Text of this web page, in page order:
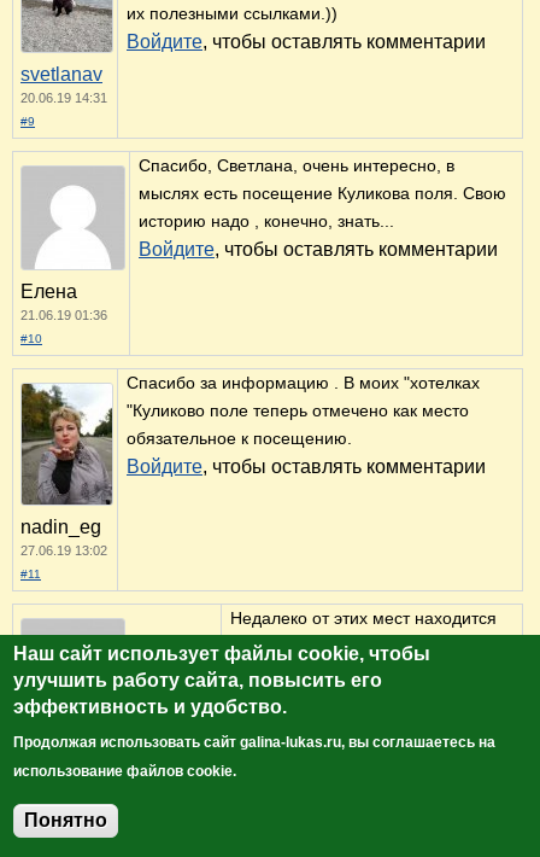
svetlanav
20.06.19 14:31
#9
их полезными ссылками.))
Войдите, чтобы оставлять комментарии
Елена
21.06.19 01:36
#10
Спасибо, Светлана, очень интересно, в
мыслях есть посещение Куликова поля. Свою
историю надо , конечно, знать...
Войдите, чтобы оставлять комментарии
nadin_eg
27.06.19 13:02
#11
Спасибо за информацию . В моих "хотелках
"Куликово поле теперь отмечено как место
обязательное к посещению.
Войдите, чтобы оставлять комментарии
Екатерина Печникова
31.01.20 13:34
Недалеко от этих мест находится
село Себино - малая Родина
Святой Матроны Москвоской. В
селе сохранилась церковь и купель,
тех местах советую посетить это светлое место.
Наш сайт использует файлы cookie, чтобы
улучшить работу сайта, повысить его
эффективность и удобство.
Продолжая использовать сайт galina-lukas.ru, вы соглашаетесь на
использование файлов cookie.
Понятно